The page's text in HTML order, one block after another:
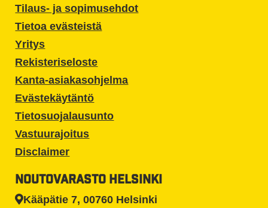
Tilaus- ja sopimusehdot
Tietoa evästeistä
Yritys
Rekisteriseloste
Kanta-asiakasohjelma
Evästekäytäntö
Tietosuojalausunto
Vastuurajoitus
Disclaimer
NOUTOVARASTO HELSINKI
Kääpätie 7, 00760 Helsinki